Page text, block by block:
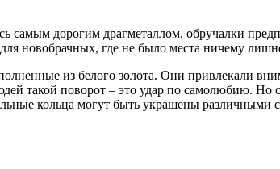
самым дорогим драгметаллом, обручалки
новобрачных, где не было места ничему
из белого золота. Они привлекали
такой поворот – это удар по самолюбию.
кольца могут быть украшены различными